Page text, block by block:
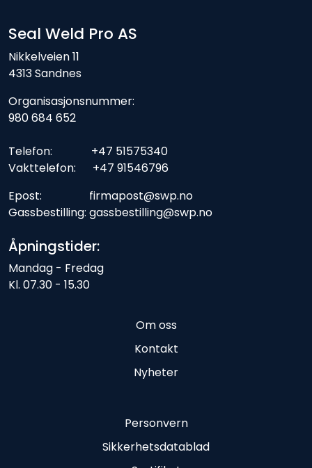
Seal Weld Pro AS
Nikkelveien 11
4313 Sandnes
Organisasjonsnummer:
980 684 652
Telefon: +47 51575340
Vakttelefon: +47 91546796
Epost: firmapost@swp.no
Gassbestilling: gassbestilling@swp.no
Åpningstider:
Mandag - Fredag
Kl. 07.30 - 15.30
Om oss
Kontakt
Nyheter
Personvern
Sikkerhetsdatablad